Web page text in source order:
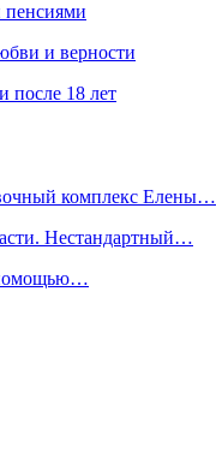
пенсиями
и верности
после 18 лет
комплекс Елены…
Нестандартный…
помощью…